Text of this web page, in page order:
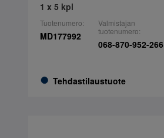
1 x 5 kpl
Tuotenumero:
MD177992
Tehdastilaustuote
Valmistajan
tuotenumero:
068-870-952-266